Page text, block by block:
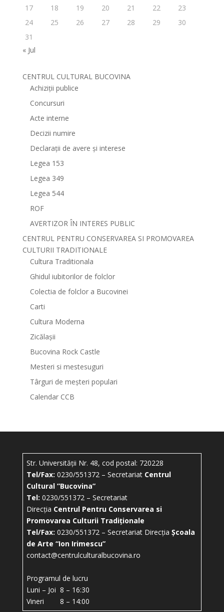
17
18 19 20 21 22
23
24
25 26 27 28 29
30
31
« Jul
CENTRUL CULTURAL BUCOVINA
Achiziții publice
Concursuri
Acte interne
Decizii numire
Declarații de avere și interese
Legea 153
Legea 349
Legea 544
ROF
AVERTIZOR ÎN INTERES PUBLIC
CENTRUL PENTRU CONSERVAREA SI PROMOVAREA
CULTURII TRADITIONALE
Cultura Traditionala
Ghidul iubitorilor de folclor
Colectia de folclor a Bucovinei
Carti
Cultura Moderna
Zicălașii
Bucovina Rock Castle
Mesteri si mestesuguri
Târguri de meșteri populari
Calendar CCB
Str. Universității Nr. 48, cod postal: 720228
Tel/Fax: 0230/551372 – Secretariat Centrul
Cultural ”Bucovina”
Tel: 0230/551372 – Secretariat
Direcția Centrul Pentru Conservarea si
Promovarea Culturii Tradiționale
Tel/Fax: 0230/551372 – Secretariat Direcția Școala
de Arte “Ion Irimescu”
contact@centrulculturalbucovina.ro
Programul de lucru
Luni – Joi 8 – 16:30
Vineri 8 – 14:00